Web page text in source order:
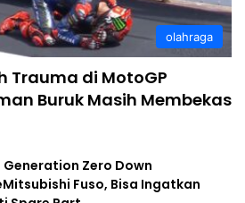
olahraga
Trauma di MotoGP
Buruk Masih Membekas
Generation Zero Down
Fuso, Bisa Ingatkan